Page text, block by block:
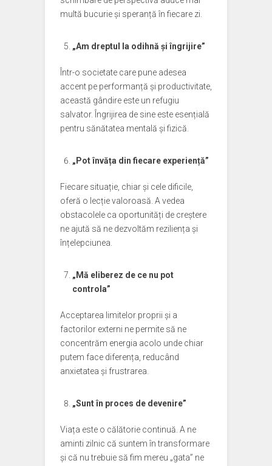
multă bucurie și speranță în fiecare zi.
„Am dreptul la odihnă și îngrijire”
Într-o societate care pune adesea
accent pe performanță și productivitate,
această gândire este un refugiu
salvator. Îngrijirea de sine este esențială
pentru sănătatea mentală și fizică.
„Pot învăța din fiecare experiență”
Fiecare situație, chiar și cele dificile,
oferă o lecție valoroasă. A vedea
obstacolele ca oportunități de creștere
ne ajută să ne dezvoltăm reziliența și
înțelepciunea.
„Mă eliberez de ce nu pot
controla”
Acceptarea limitelor proprii și a
factorilor externi ne permite să ne
concentrăm energia acolo unde chiar
putem face diferența, reducând
anxietatea și frustrarea.
„Sunt în proces de devenire”
Viața este o călătorie continuă. A ne
aminti zilnic că suntem în transformare
și că nu trebuie să fim mereu „gata” ne